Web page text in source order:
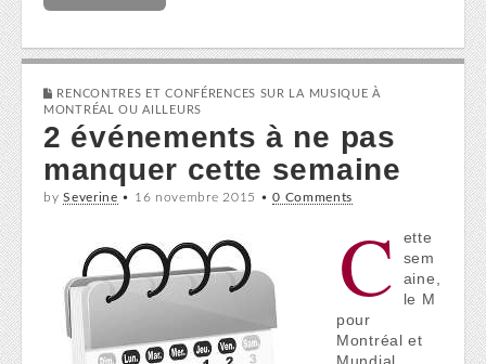
RENCONTRES ET CONFÉRENCES SUR LA MUSIQUE À
MONTRÉAL OU AILLEURS
2 événements à ne pas
manquer cette semaine
bySeverine • 16 novembre 2015 •0 Comments
C
ette
sem
aine,
le M
pour
Montréal et